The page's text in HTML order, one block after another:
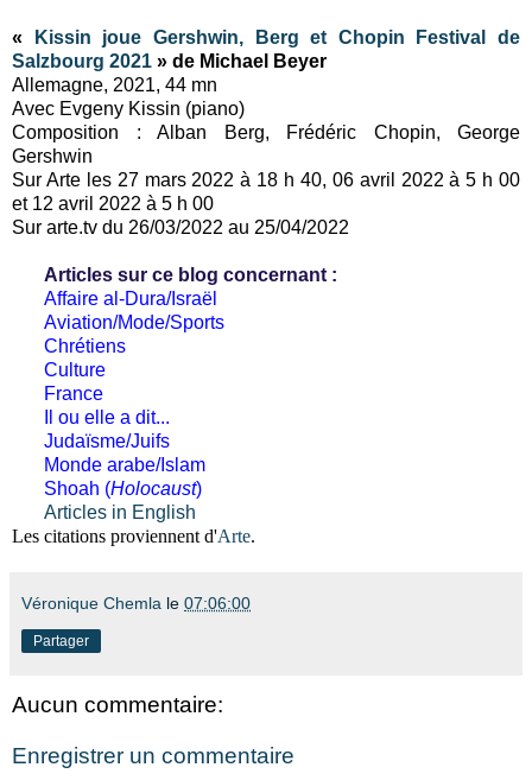
«
Kissin joue Gershwin, Berg et Chopin Festival de
Salzbourg 2021 » de Michael Beyer
Allemagne, 2021, 44 mn
Avec Evgeny Kissin (piano)
Composition : Alban Berg, Frédéric Chopin, George
Gershwin
Sur Arte les 27 mars 2022 à 18 h 40, 06 avril 2022 à 5 h 00
et 12 avril 2022 à 5 h 00
Sur arte.tv du 26/03/2022 au 25/04/2022
Articles sur ce blog concernant :
Affaire al-Dura/Israël
Aviation/Mode/Sports
Chrétiens
Culture
France
Il ou elle a dit...
Judaïsme/Juifs
Monde arabe/Islam
Shoah (Holocaust)
Articles in English
Les citations proviennent d'Arte.
Véronique Chemla le 07:06:00
Partager
Aucun commentaire:
Enregistrer un commentaire